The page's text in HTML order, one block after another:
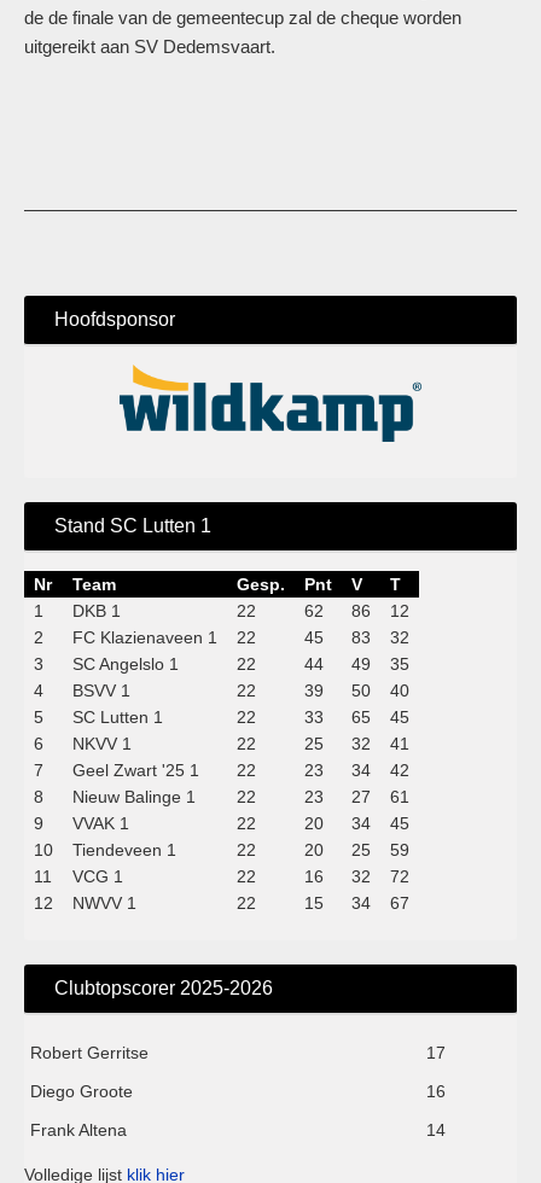
de de finale van de gemeentecup zal de cheque worden
uitgereikt aan SV Dedemsvaart.
Hoofdsponsor
Stand SC Lutten 1
Nr Team Gesp. Pnt V
T
1
DKB 1 22 62 86
12
2
FC Klazienaveen 1 22 45 83
32
3
SC Angelslo 1 22 44 49
35
4
BSVV 1 22 39 50
40
5
SC Lutten 1 22 33 65
45
6
NKVV 1 22 25 32
41
7
Geel Zwart '25 1 22 23 34
42
8
Nieuw Balinge 1 22 23 27
61
9
VVAK 1 22 20 34
45
10
Tiendeveen 1 22 20 25
59
11
VCG 1 22 16 32
72
12
NWVV 1 22 15 34 67
Clubtopscorer 2025-2026
Robert Gerritse
17
Diego Groote
16
Frank Altena
14
Volledige lijst klik hier